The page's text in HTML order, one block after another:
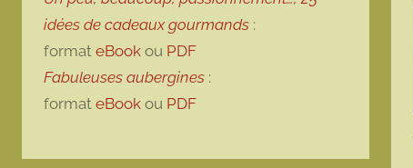
idées de cadeaux gourmands :
format eBook ou PDF
Fabuleuses aubergines :
format eBook ou PDF